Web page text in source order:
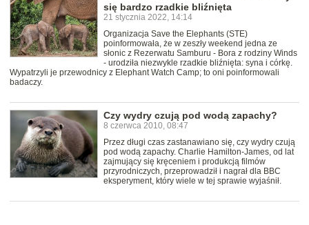
się bardzo rzadkie bliźnięta
21 stycznia 2022, 14:14
Organizacja Save the Elephants (STE)
poinformowała, że w zeszły weekend jedna ze
słonic z Rezerwatu Samburu - Bora z rodziny Winds
- urodziła niezwykle rzadkie bliźnięta: syna i córkę.
Wypatrzyli je przewodnicy z Elephant Watch Camp; to oni poinformowali
badaczy.
Czy wydry czują pod wodą zapachy?
8 czerwca 2010, 08:47
Przez długi czas zastanawiano się, czy wydry czują
pod wodą zapachy. Charlie Hamilton-James, od lat
zajmujący się kręceniem i produkcją filmów
przyrodniczych, przeprowadził i nagrał dla BBC
eksperyment, który wiele w tej sprawie wyjaśnił.